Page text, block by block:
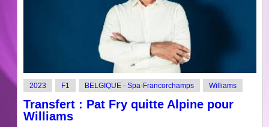
2023 F1 BELGIQUE - Spa-Francorchamps Williams
Transfert : Pat Fry quitte Alpine pour
Williams